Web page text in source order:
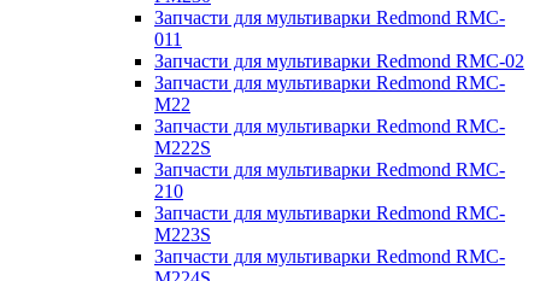
Запчасти для мультиварки Redmond RMC-
011
Запчасти для мультиварки Redmond RMC-02
Запчасти для мультиварки Redmond RMC-
M22
Запчасти для мультиварки Redmond RMC-
M222S
Запчасти для мультиварки Redmond RMC-
210
Запчасти для мультиварки Redmond RMC-
M223S
Запчасти для мультиварки Redmond RMC-